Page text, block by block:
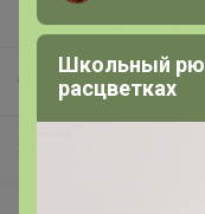
Эльф
Школьный
расцветках